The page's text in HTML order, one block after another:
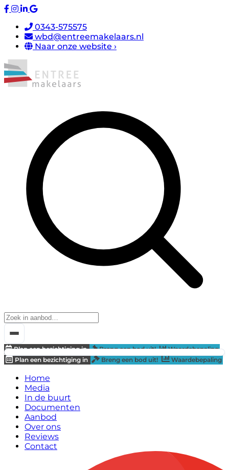
0343-575575
wbd@entreemakelaars.nl
Naar onze website ›
Plan een bezichtiging in Breng een bod uit!
Waardebepaling
Plan een bezichtiging in
Breng een bod uit! Waardebepaling
Home
Media
In de buurt
Documenten
Aanbod
Over ons
Reviews
Contact